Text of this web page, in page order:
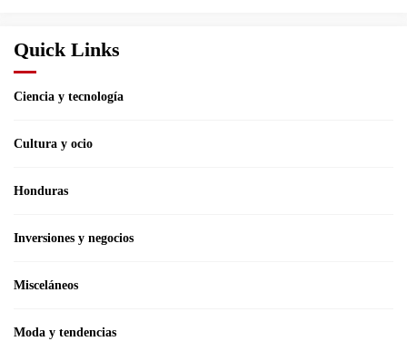
Quick Links
Ciencia y tecnología
Cultura y ocio
Honduras
Inversiones y negocios
Misceláneos
Moda y tendencias